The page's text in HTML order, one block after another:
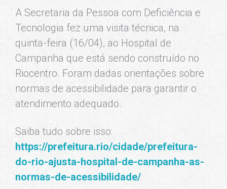
A Secretaria da Pessoa com Deficiência e
Tecnologia fez uma visita técnica, na
quinta-feira (16/04), ao Hospital de
Campanha que está sendo construído no
Riocentro. Foram dadas orientações sobre
normas de acessibilidade para garantir o
atendimento adequado.
Saiba tudo sobre isso:
https://prefeitura.rio/cidade/prefeitura-
do-rio-ajusta-hospital-de-campanha-as-
normas-de-acessibilidade/